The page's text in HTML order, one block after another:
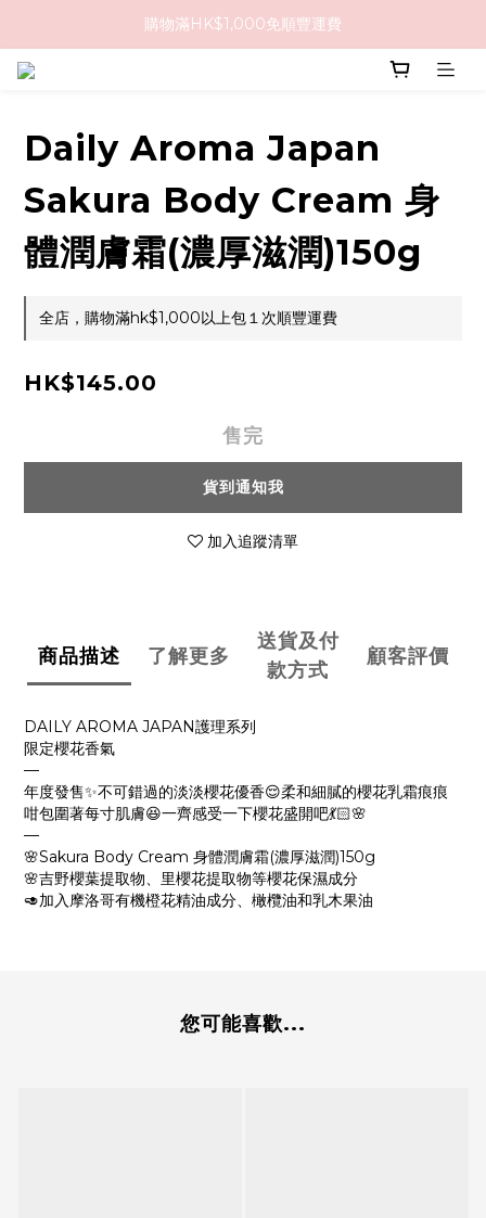
購物滿HK$1,000免順豐運費
購物滿HK$1,000免順豐運費
Daily Aroma Japan
Sakura Body Cream 身
體潤膚霜(濃厚滋潤)150g
全店，購物滿hk$1,000以上包１次順豐運費
HK$145.00
售完
貨到通知我
加入追蹤清單
商品描述 了解更多
送貨及付
款方式
顧客評價
DAILY AROMA JAPAN護理系列
限定櫻花香氣
—
年度發售✨不可錯過的淡淡櫻花優香😌柔和細膩的櫻花乳霜痕痕
咁包圍著每寸肌膚😆一齊感受一下櫻花盛開吧💃🏻🌸
—
🌸Sakura Body Cream 身體潤膚霜(濃厚滋潤)150g
🌸吉野櫻葉提取物、里櫻花提取物等櫻花保濕成分
🥑加入摩洛哥有機橙花精油成分、橄欖油和乳木果油
您可能喜歡...